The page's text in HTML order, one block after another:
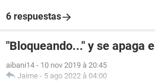
6 respuestas
"Bloqueando..." y se apaga
aibani14 - 10 nov 2019 à 20:45
Jaime - 5 ago 2022 à 04:00